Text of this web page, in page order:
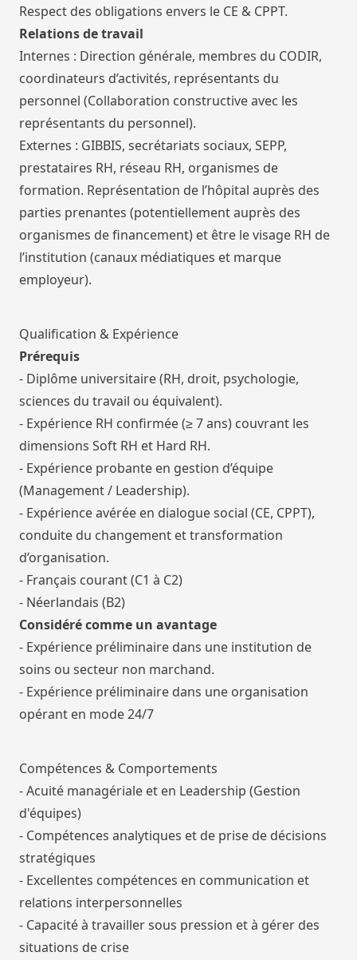
Respect des obligations envers le CE & CPPT.
Relations de travail
Internes : Direction générale, membres du CODIR,
coordinateurs d’activités, représentants du
personnel (Collaboration constructive avec les
représentants du personnel).
Externes : GIBBIS, secrétariats sociaux, SEPP,
prestataires RH, réseau RH, organismes de
formation. Représentation de l’hôpital auprès des
parties prenantes (potentiellement auprès des
organismes de financement) et être le visage RH de
l’institution (canaux médiatiques et marque
employeur).
Qualification & Expérience
Prérequis
- Diplôme universitaire (RH, droit, psychologie,
sciences du travail ou équivalent).
- Expérience RH confirmée (≥ 7 ans) couvrant les
dimensions Soft RH et Hard RH.
- Expérience probante en gestion d’équipe
(Management / Leadership).
- Expérience avérée en dialogue social (CE, CPPT),
conduite du changement et transformation
d’organisation.
- Français courant (C1 à C2)
- Néerlandais (B2)
Considéré comme un avantage
- Expérience préliminaire dans une institution de
soins ou secteur non marchand.
- Expérience préliminaire dans une organisation
opérant en mode 24/7
Compétences & Comportements
- Acuité managériale et en Leadership (Gestion
d'équipes)
- Compétences analytiques et de prise de décisions
stratégiques
- Excellentes compétences en communication et
relations interpersonnelles
- Capacité à travailler sous pression et à gérer des
situations de crise